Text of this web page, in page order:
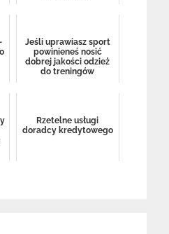
Jeśli uprawiasz sport
powinieneś nosić
dobrej jakości odzież
do treningów
Rzetelne usługi
doradcy kredytowego